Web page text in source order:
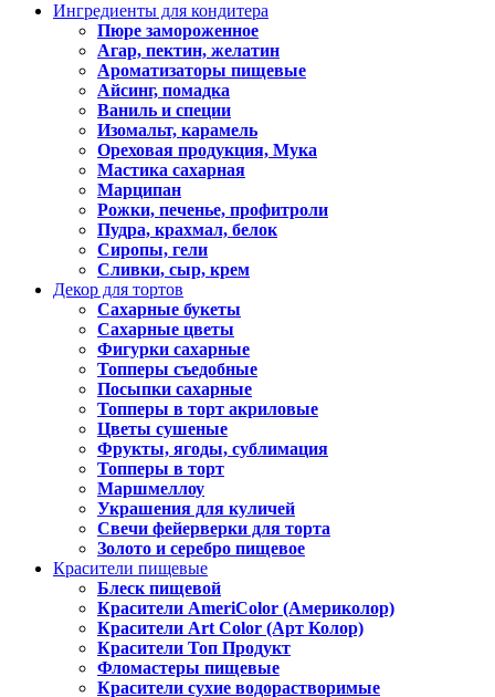
Ингредиенты для кондитера
Пюре замороженное
Агар, пектин, желатин
Ароматизаторы пищевые
Айсинг, помадка
Ваниль и специи
Изомальт, карамель
Ореховая продукция, Мука
Мастика сахарная
Марципан
Рожки, печенье, профитроли
Пудра, крахмал, белок
Сиропы, гели
Сливки, сыр, крем
Декор для тортов
Сахарные букеты
Сахарные цветы
Фигурки сахарные
Топперы съедобные
Посыпки сахарные
Топперы в торт акриловые
Цветы сушеные
Фрукты, ягоды, сублимация
Топперы в торт
Маршмеллоу
Украшения для куличей
Свечи фейерверки для торта
Золото и серебро пищевое
Красители пищевые
Блеск пищевой
Красители AmeriColor (Америколор)
Красители Art Color (Арт Колор)
Красители Топ Продукт
Фломастеры пищевые
Красители сухие водорастворимые